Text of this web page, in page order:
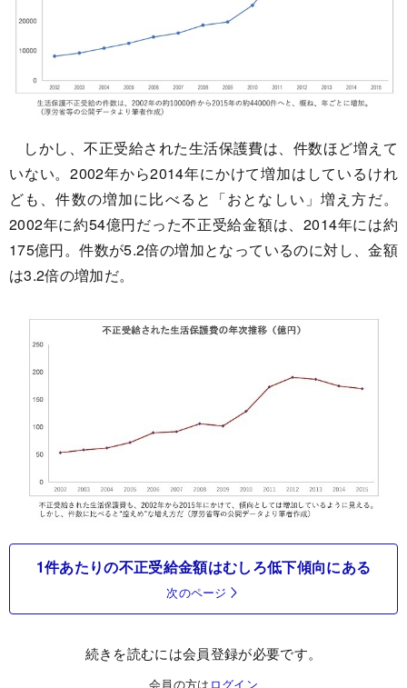
しかし、不正受給された生活保護費は、件数ほど増えて
いない。2002年から2014年にかけて増加はしているけれ
ども、件数の増加に比べると「おとなしい」増え方だ。
2002年に約54億円だった不正受給金額は、2014年には約
175億円。件数が5.2倍の増加となっているのに対し、金額
は3.2倍の増加だ。
1件あたりの不正受給金額はむしろ低下傾向にある
次のページ
続きを読むには会員登録が必要です。
会員の方は ログイン